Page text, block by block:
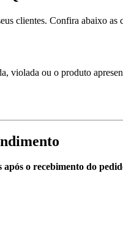
clientes. Confira abaixo as
violada ou o produto
após o recebimento do